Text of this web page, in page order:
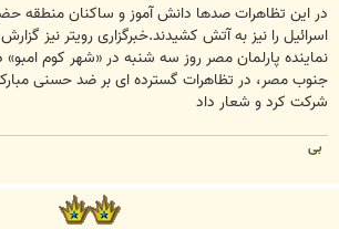
در این تظاهرات صدها دانش آموز و ساکنان منطقه
اسرائیل را نیز به آتش کشیدند.خبرگزاری رویتر نیز
نماینده پارلمان مصر روز سه شنبه در «شهر کوم امبو»
جنوب مصر، در تظاهرات گسترده ای بر ضد حسنی مبارک
شرکت کرد و شعار داد
بی